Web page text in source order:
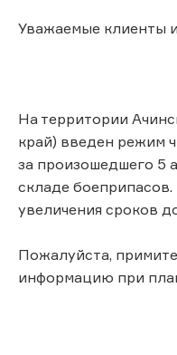
Уважаемые клиенты
На территории
край) введен режим
за произошедшего 5
складе
увеличения сроков
Пожалуйста,
информацию при